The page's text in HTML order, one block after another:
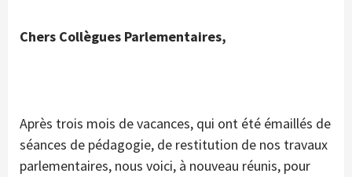
Chers Collègues Parlementaires,
Après trois mois de vacances, qui ont été émaillés de
séances de pédagogie, de restitution de nos travaux
parlementaires, nous voici, à nouveau réunis, pour